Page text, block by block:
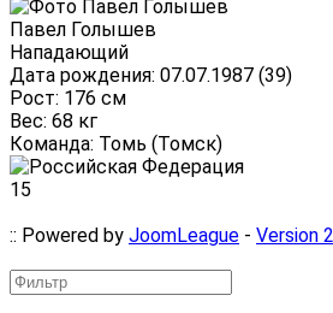
Павел Голышев
Нападающий
Дата рождения: 07.07.1987 (39)
Рост: 176 см
Вес: 68 кг
Команда: Томь (Томск)
15
:: Powered by JoomLeague - Version